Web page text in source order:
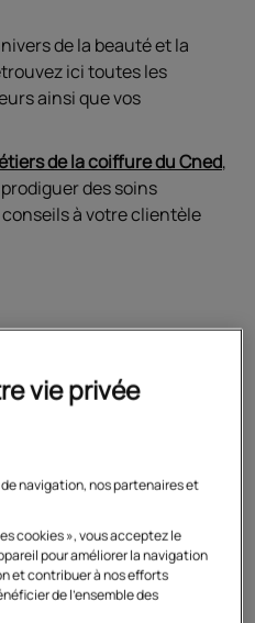
de la beauté et la
ici toutes les
ainsi que vos
de la coiffure du Cned,
des soins
à votre clientèle
secteur qui
coiffure emploie plus de
en France. La coiffure
notre pays avec des
embauches de salariés
vie privée
navigation, nos partenaires et
cookies », vous acceptez le
pour améliorer la navigation
et contribuer à nos efforts
de l'ensemble des